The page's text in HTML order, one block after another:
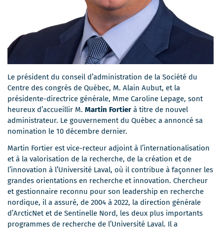
Le président du conseil d’administration de la Société du
Centre des congrès de Québec, M. Alain Aubut, et la
présidente-directrice générale, Mme Caroline Lepage, sont
heureux d’accueillir M. Martin Fortier à titre de nouvel
administrateur. Le gouvernement du Québec a annoncé sa
nomination le 10 décembre dernier.
Martin Fortier est vice-recteur adjoint à l’internationalisation
et à la valorisation de la recherche, de la création et de
l’innovation à l’Université Laval, où il contribue à façonner les
grandes orientations en recherche et innovation. Chercheur
et gestionnaire reconnu pour son leadership en recherche
nordique, il a assuré, de 2004 à 2022, la direction générale
d’ArcticNet et de Sentinelle Nord, les deux plus importants
programmes de recherche de l’Université Laval. Il a